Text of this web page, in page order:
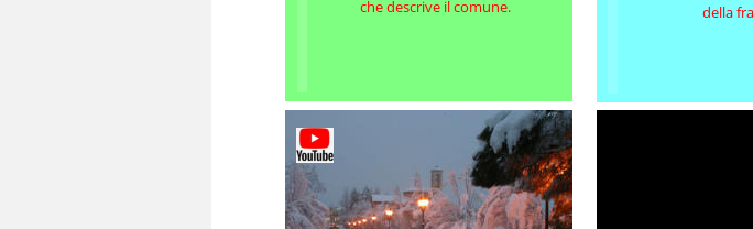
che descrive il comune.
della